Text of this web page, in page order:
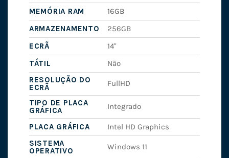
MEMÓRIA RAM
16GB
ARMAZENAMENTO
256GB
ECRÃ
14"
TÁTIL
Não
RESOLUÇÃO DO
ECRÃ
FullHD
TIPO DE PLACA
GRÁFICA
Integrado
PLACA GRÁFICA
Intel HD Graphics
SISTEMA
OPERATIVO
Windows 11